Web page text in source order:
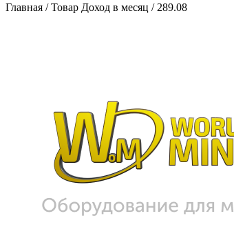
Главная / Товар Доход в месяц / 289.08